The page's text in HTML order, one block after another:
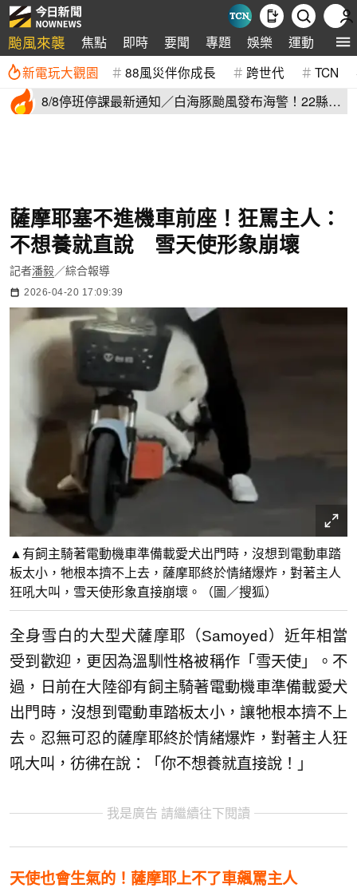
颱風來襲 焦點 即時 要聞 專題 娛樂 運動 全球
新電玩大觀園 88風災伴你成長 跨世代 TCN
8/8停班停課最新通知／白海豚颱風發布海警！22縣市
薩摩耶塞不進機車前座！狂罵主人：
不想養就直說 雪天使形象崩壞
記者潘毅／綜合報導
2026-04-20 17:09:39
▲有飼主騎著電動機車準備載愛犬出門時，沒想到電動車踏
板太小，牠根本擠不上去，薩摩耶終於情緒爆炸，對著主人
狂吼大叫，雪天使形象直接崩壞。（圖／搜狐）
全身雪白的大型犬薩摩耶（Samoyed）近年相當
受到歡迎，更因為溫馴性格被稱作「雪天使」。不
過，日前在大陸卻有飼主騎著電動機車準備載愛犬
出門時，沒想到電動車踏板太小，讓牠根本擠不上
去。忍無可忍的薩摩耶終於情緒爆炸，對著主人狂
吼大叫，彷彿在說：「你不想養就直接說！」
我是廣告 請繼續往下閱讀
天使也會生氣的！薩摩耶上不了車飆罵主人